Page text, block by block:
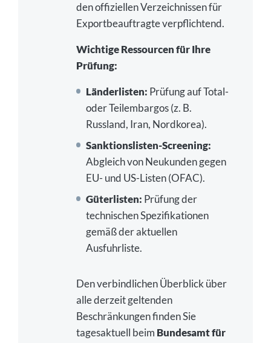
den offiziellen Verzeichnissen für
Exportbeauftragte verpflichtend.
Wichtige Ressourcen für Ihre
Prüfung:
Länderlisten: Prüfung auf Total-
oder Teilembargos (z. B.
Russland, Iran, Nordkorea).
Sanktionslisten-Screening:
Abgleich von Neukunden gegen
EU- und US-Listen (OFAC).
Güterlisten: Prüfung der
technischen Spezifikationen
gemäß der aktuellen
Ausfuhrliste.
Den verbindlichen Überblick über
alle derzeit geltenden
Beschränkungen finden Sie
tagesaktuell beim Bundesamt für